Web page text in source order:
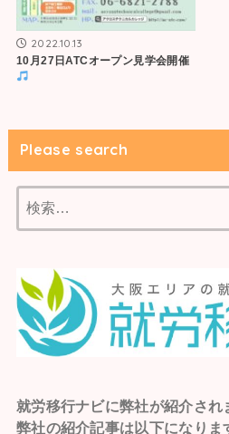
2022.10.13
10月27日ATCオープン見学会開催
Please search
索:
就労移行ナビに弊社が紹介され
弊社の紹介記事は以下になりま